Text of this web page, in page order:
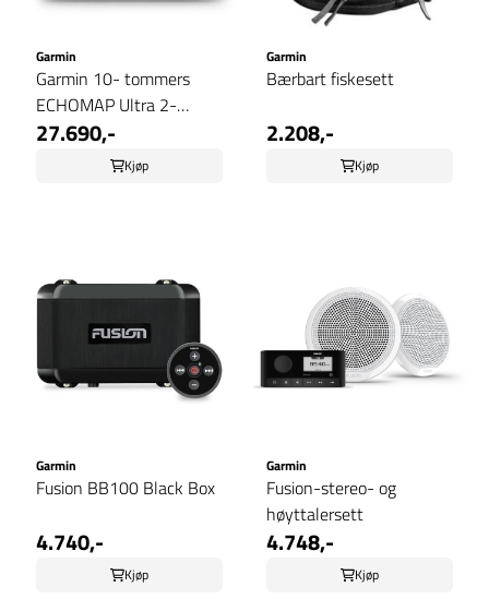
Garmin
Garmin 10- tommers
ECHOMAP Ultra 2-
kartplottere
27.690,-
Kjøp
Garmin
Bærbart fiskesett
2.208,-
Kjøp
Garmin
Fusion BB100 Black Box
4.740,-
Kjøp
Garmin
Fusion-stereo- og
høyttalersett
4.748,-
Kjøp